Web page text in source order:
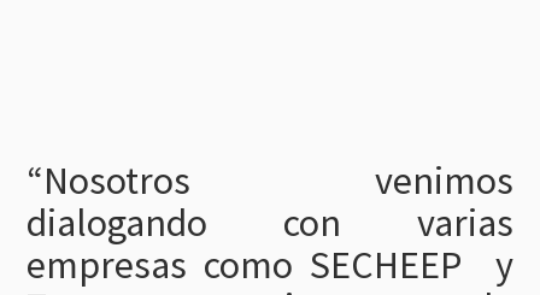
“Nosotros venimos
dialogando con varias
empresas como SECHEEP
y